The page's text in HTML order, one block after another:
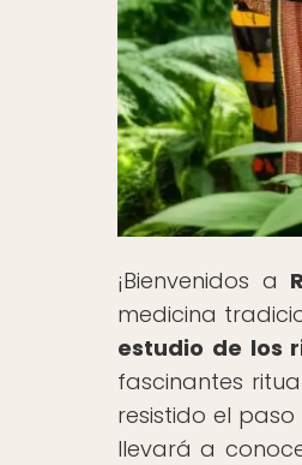
¡Bienvenidos a
medicina
estudio de los
fascinantes
resistido el
llevará a